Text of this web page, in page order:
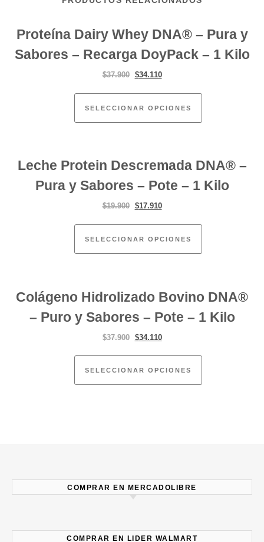
Proteína Dairy Whey DNA® – Pura y
Sabores – Recarga DoyPack – 1 Kilo
$37.900 El precio original era: $37.900.
$34.110El precio actual es: $34.110.
SELECCIONAR OPCIONES
Este producto
Leche Protein Descremada DNA® –
Pura y Sabores – Pote – 1 Kilo
$19.900 El precio original era: $19.900.
$17.910El precio actual es: $17.910.
SELECCIONAR OPCIONES
Este producto
Colágeno Hidrolizado Bovino DNA®
– Puro y Sabores – Pote – 1 Kilo
$37.900 El precio original era: $37.900.
$34.110El precio actual es: $34.110.
SELECCIONAR OPCIONES
Este producto
COMPRAR EN MERCADOLIBRE
COMPRAR EN LIDER WALMART